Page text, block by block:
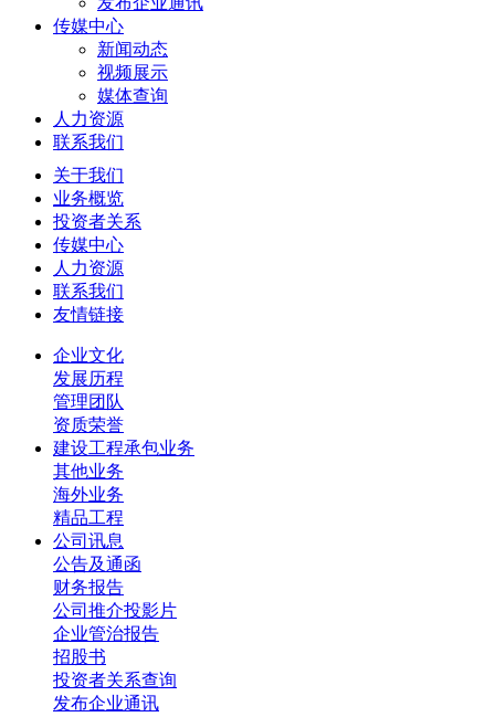
传媒中心
新闻动态
视频展示
媒体查询
人力资源
联系我们
关于我们
业务概览
投资者关系
传媒中心
人力资源
联系我们
友情链接
企业文化
发展历程
管理团队
资质荣誉
建设工程承包业务
其他业务
海外业务
精品工程
公司讯息
公告及通函
财务报告
公司推介投影片
企业管治报告
招股书
投资者关系查询
发布企业通讯